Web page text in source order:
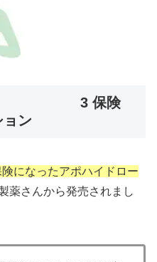
3 保険
ン
になったアポハイドロー
薬さんから発売されまし